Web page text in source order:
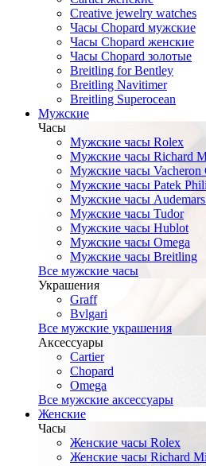
Creative jewelry watches
Часы Chopard мужские
Часы Сhopard женские
Часы Сhopard золотые
Breitling for Bentley
Breitling Navitimer
Breitling Superocean
Мужские
Часы
Мужские часы Rolex
Мужские часы Richard
Мужские часы Vacheron
Мужские часы Patek
Мужские часы
Мужские часы Tudor
Мужские часы Hublot
Мужские часы Omega
Мужские часы Breitling
Все мужские часы
Украшения
Graff
Bvlgari
Все мужские украшения
Аксессуары
Cartier
Chopard
Omega
Все мужские аксессуары
Женские
Часы
Женские часы Rolex
Женские часы Richard